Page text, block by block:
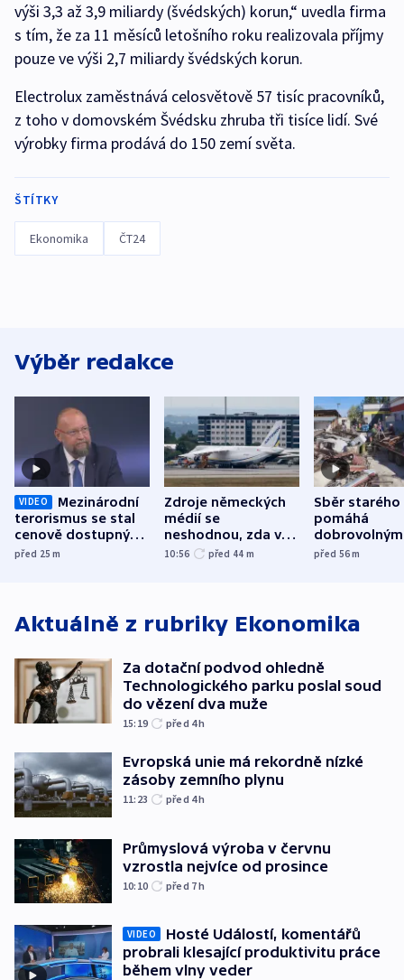
výši 3,3 až 3,9 miliardy (švédských) korun,“ uvedla firma
s tím, že za 11 měsíců letošního roku realizovala příjmy
pouze ve výši 2,7 miliardy švédských korun.
Electrolux zaměstnává celosvětově 57 tisíc pracovníků,
z toho v domovském Švédsku zhruba tři tisíce lidí. Své
výrobky firma prodává do 150 zemí světa.
ŠTÍTKY
Ekonomika ČT24
Výběr redakce
VIDEO
Mezinárodní
terorismus se stal
cenově dostupným,
varuje Bartošek
před 25m
Zdroje německých
médií se
neshodnou, zda v
letadle ohroženém
10:56 před 44 m
Sběr starého
pomáhá
dobrovolným
hasičům
před 56m
Aktuálně z rubriky Ekonomika
Za dotační podvod ohledně
Technologického parku poslal soud
do vězení dva muže
15:19 před 4h
Evropská unie má rekordně nízké
zásoby zemního plynu
11:23 před 4h
Průmyslová výroba v červnu
vzrostla nejvíce od prosince
10:10 před 7h
VIDEO
Hosté Událostí, komentářů
probrali klesající produktivitu práce
během vlny veder